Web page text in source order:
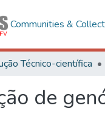
Communities &
Técnico-científica
de